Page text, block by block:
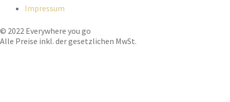
Impressum
© 2022 Everywhere you go
Alle Preise inkl. der gesetzlichen MwSt.